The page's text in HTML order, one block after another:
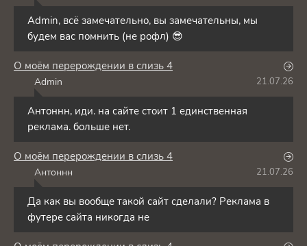
Admin, всё замечательно, вы замечательны, мы
будем вас помнить (не рофл) 😎
О моём перерождении в слизь 4
Admin 21.07.26
Антоннн, иди. на сайте стоит 1 единственная
реклама. больше нет.
О моём перерождении в слизь 4
Антоннн 21.07.26
Да как вы вообще такой сайт сделали? Реклама в
футере сайта никогда не